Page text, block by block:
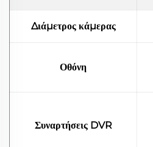
Διάμετρος κάμερας
Οθόνη
Συναρτήσεις DVR